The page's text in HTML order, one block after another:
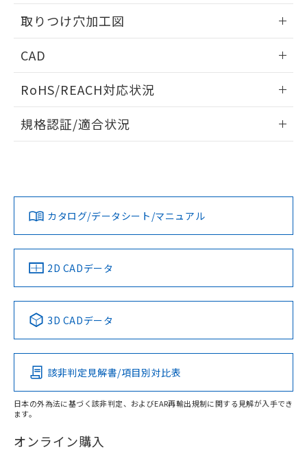
取りつけ穴加工図
CAD
ドすることができます。
ログイン/会員登録
ダウンロードデータをご利用いただく前に、以下を必ずお読
みください。
ソフトウェアの使用条件
RoHS/REACH対応状況
EU RoHS 注意事項・凡例
対応済み
中国 RoHS 注意事項・凡例
Pb Hg Cd Cr(VI)
O
在庫等で未対応品が混在する可能性があります。
規格認証/適合状況
LR型式承認
（イギリス
船舶規格）
DNV型式承認
（ノルウェー
BV型式承認
（フランス
KR型式
（韓国
No No No No
この製品の規格認証/適合状況ページへ
その他の認証はこちらのページからご検索ください
カタログ/データシート/マニュアル
2D CADデータ
3D CADデータ
該非判定見解書/項目別対比表
日本の外為法に基づく該非判定、およびEAR再輸出規制に関する見解が入手でき
ます。
オンライン購入
既に当社にて対応品への在庫切替を完了
していることから、特段のことがない限
り、2022年1月12日より割愛しておりま